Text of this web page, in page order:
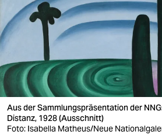
berlin
nord
wahrheit
verlag
verlag
Aus der Sammlungspräsentation der
Distanz, 1928 (Ausschnitt)
Foto: Isabella Matheus/Neue